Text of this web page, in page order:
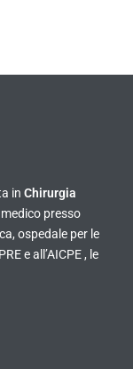
in Chirurgia
presso
ospedale per le
e all’AICPE , le